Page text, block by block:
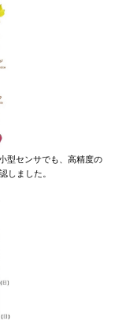
型センサでも、高精度の
しました。